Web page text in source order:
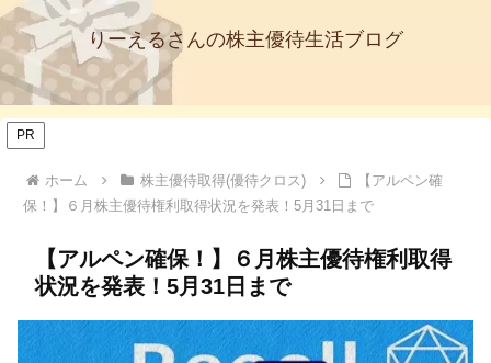
りーえるさんの株主優待生活ブログ
PR
ホーム 株主優待取得(優待クロス)
【アルペン確
保！】６月株主優待権利取得状況を発表！5月31日まで
【アルペン確保！】６月株主優待権利取得
状況を発表！5月31日まで